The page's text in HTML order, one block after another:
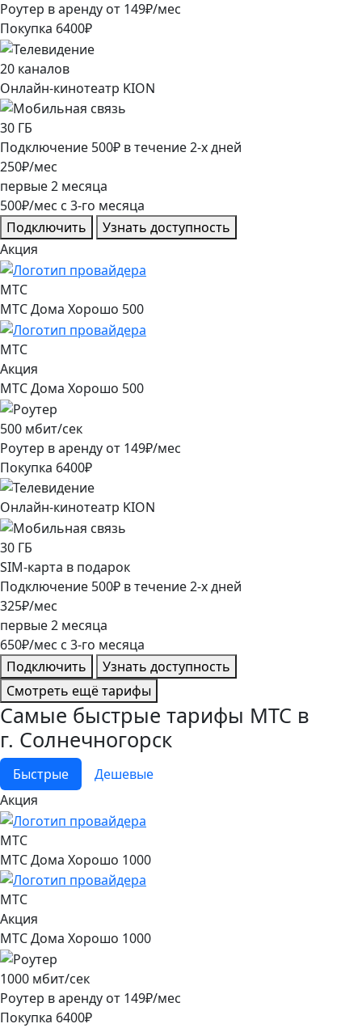
Роутер в аренду от 149₽/мес
Покупка 6400₽
20 каналов
Онлайн-кинотеатр KION
30 ГБ
Подключение 500₽ в течение2-х дней
250₽/мес
первые2 месяца
500₽/мес c 3-го месяца
Подключить
Узнать доступность
Акция
МТС
МТС Дома Хорошо 500
МТС
Акция
МТС Дома Хорошо 500
500 мбит/сек
Роутер в аренду от 149₽/мес
Покупка 6400₽
Онлайн-кинотеатр KION
30 ГБ
SIM-карта в подарок
Подключение 500₽ в течение2-х дней
325₽/мес
первые2 месяца
650₽/мес c 3-го месяца
Подключить
Узнать доступность
Смотреть ещё тарифы
Самые быстрые тарифы МТС в
г. Солнечногорск
Быстрые
Дешевые
Акция
МТС
МТС Дома Хорошо 1000
МТС
Акция
МТС Дома Хорошо 1000
1000 мбит/сек
Роутер в аренду от 149₽/мес
Покупка 6400₽